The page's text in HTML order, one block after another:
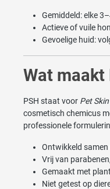
Gemiddeld: elke
Actieve of vuile
Gevoelige huid:
Wat maakt
PSH staat voor Pet
cosmetisch chemicus
professionele
Ontwikkeld
Vrij van
Gemaakt met
Niet getest op